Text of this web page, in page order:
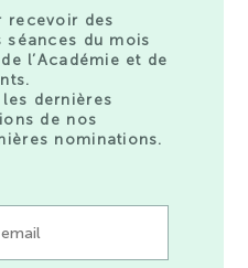
recevoir des
du mois
l’Académie et de
dernières
de nos
nominations.